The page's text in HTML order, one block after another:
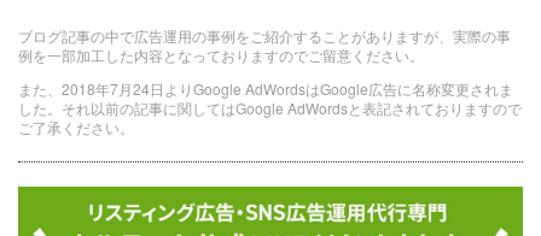
ブログ記事の中で広告運用の事例をご紹介することがありますが、実際の事
例を一部加工した内容となっておりますのでご留意ください。
また、2018年7月24日よりGoogle AdWordsはGoogle広告に名称変更されま
した。それ以前の記事に関してはGoogle AdWordsと表記されておりますので
ご了承ください。